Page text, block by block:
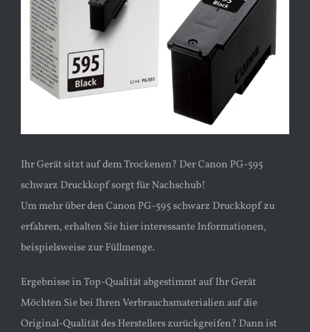
Ihr Gerät sitzt auf dem Trockenen? Der Canon PG-595
schwarz Druckkopf sorgt für Nachschub!
Um mehr über den Canon PG-595 schwarz Druckkopf zu
erfahren, erhalten Sie hier interessante Informationen,
beispielsweise zur Füllmenge.
Ergebnisse in Top-Qualität abgestimmt auf Ihr Gerät
Möchten Sie bei Ihren Verbrauchsmaterialien auf die
Original-Qualität des Herstellers zurückgreifen? Dann ist